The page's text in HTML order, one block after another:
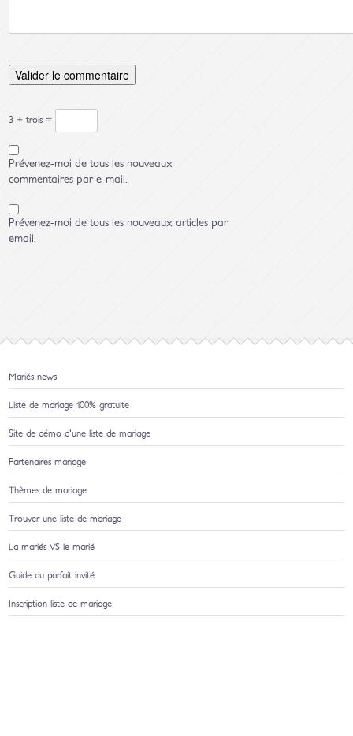
3 + trois =
Prévenez-moi de tous les nouveaux
commentaires par e-mail.
Prévenez-moi de tous les nouveaux articles par
email.
Mariés news
Liste de mariage 100% gratuite
Site de démo d'une liste de mariage
Partenaires mariage
Thèmes de mariage
Trouver une liste de mariage
La mariés VS le marié
Guide du parfait invité
Inscription liste de mariage